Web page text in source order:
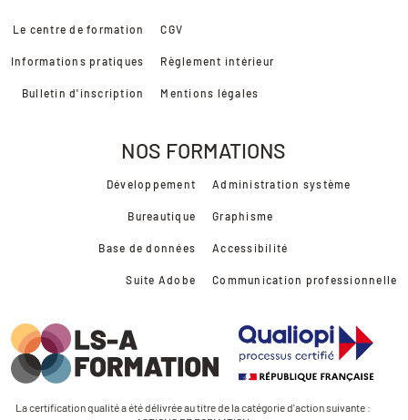
La certification qualité a été délivrée au titre de la catégorie d'action suivante :
Le centre de formation
Informations pratiques
Bulletin d'inscription
CGV
Règlement intérieur
Mentions légales
NOS FORMATIONS
Développement
Bureautique
Base de données
Suite Adobe
Administration système
Graphisme
Accessibilité
Communication professionnelle